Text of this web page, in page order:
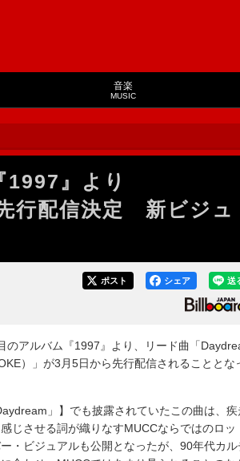
音楽
MUSIC
』より
行配信決定 新ビジュ
送
シェア
ポスト
アルバム『1997』より、リード曲「
）」が3月5日から先行配信されることとな
」】でも披露されていたこの曲は、疾
じさせる詞が織りなすMUCCならではのロッ
・ビジュアルも公開となったが、90年代カル